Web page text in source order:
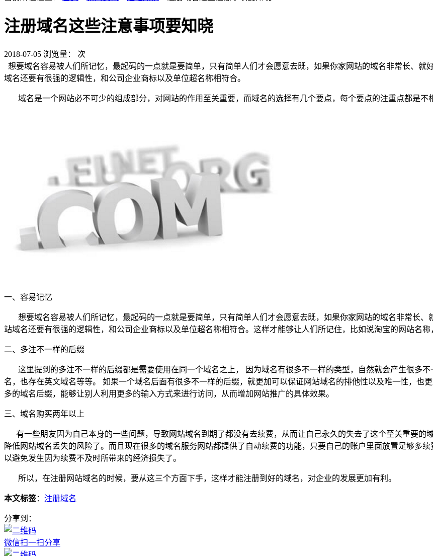
注册域名这些注意事项要知晓
2018-07-05 浏览量：
次
想要域名容易被人们所记忆，最起码的一点就是要简单，只有简单人们才会愿意去既，如果你家网站的域名非常长、
域名还要有很强的逻辑性，和公司企业商标以及单位超名称相符合。
域名是一个网站必不可少的组成部分，对网站的作用至关重要，而域名的选择有几个要点，每个要点的注重点都是不
一、容易记忆
想要域名容易被人们所记忆，最起码的一点就是要简单，只有简单人们才会愿意去既，如果你家网站的域名非常长、
站域名还要有很强的逻辑性，和公司企业商标以及单位超名称相符合。这样才能够让人们所记住，比如说淘宝的网站名
二、多注不一样的后缀
这里提到的多注不一样的后缀都是需要使用在同一个域名之上， 因为域名有很多不一样的类型，自然就会产生很多
名，也存在英文域名等等。 如果一个域名后面有很多不一样的后缀，就更加可以保证网站域名的排他性以及唯一性，也
多的域名后缀，能够让别人利用更多的输入方式来进行访问，从而增加网站推广的具体效果。
三、域名购买两年以上
有一些朋友因为自己本身的一些问题，导致网站域名到期了都没有去续费，从而让自己永久的失去了这个至关重要的
降低网站域名丢失的风险了。而且现在很多的域名服务网站都提供了自动续费的功能，只要自己的账户里面放置足够多
以避免发生因为续费不及时所带来的经济损失了。
所以，在注册网站域名的时候，要从这三个方面下手，这样才能注册到好的域名，对企业的发展更加有利。
本文标签： 注册域名
分享到：
微信扫一扫分享